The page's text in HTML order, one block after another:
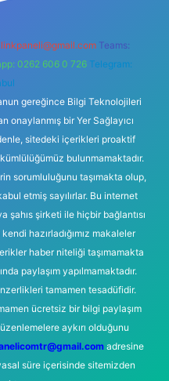
Teams:
0262 606 0 726 Telegram:
gereğince Bilgi Teknolojileri
onaylanmış bir Yer Sağlayıcı
sitedeki içerikleri proaktif
bulunmamaktadır.
sorumluluğunu taşımakta olup,
etmiş sayılırlar. Bu internet
şahıs şirketi ile hiçbir bağlantısı
hazırladığımız makaleler
haber niteliği taşımamakta
paylaşım yapılmamaktadır.
tamamen tesadüfidir.
ücretsiz bir bilgi paylaşım
aykırı olduğunu
adresine
süre içerisinde sitemizden